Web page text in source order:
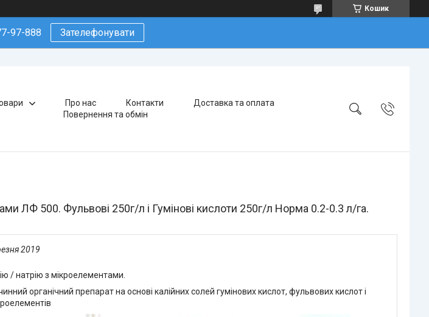
Кошик
97-888 Зателефонувати
Про нас Контакти
Доставка та оплата
Повернення та обмін
ЛФ 500. Фульвові 250г/л і Гумінові кислоти 250г/л Норма 0.2-0.3 л/га.
2019
/ натрію з мікроелементами.
органічний препарат на основі калійних солей гумінових кислот, фульвових кислот і